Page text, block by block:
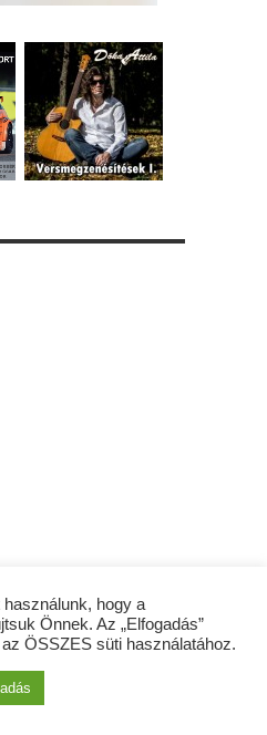
Minden jog fentartva. |
hogy a
Önnek. Az „Elfogadás”
ÖSSZES süti használatához.